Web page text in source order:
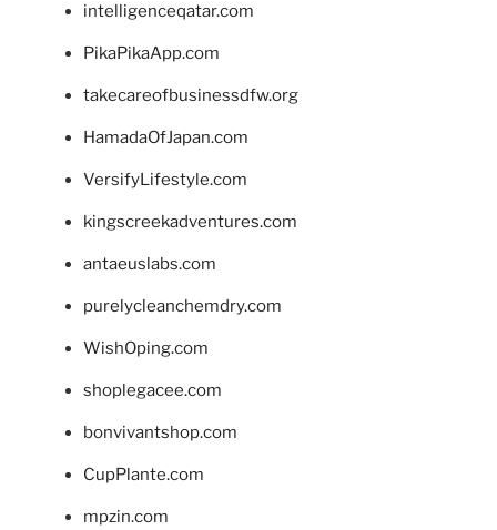
intelligenceqatar.com
PikaPikaApp.com
takecareofbusinessdfw.org
HamadaOfJapan.com
VersifyLifestyle.com
kingscreekadventures.com
antaeuslabs.com
purelycleanchemdry.com
WishOping.com
shoplegacee.com
bonvivantshop.com
CupPlante.com
mpzin.com